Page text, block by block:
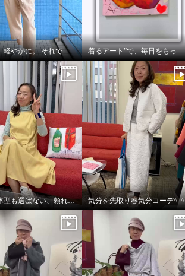
涼しく、軽やかに。 それでいて、きちんと美しい。 着るアート”で、毎日をもっと自由に🍎🍏
季節も体型も選ばない、頼れるジャンパースカート 気分を先取り春気分コーデ^_^